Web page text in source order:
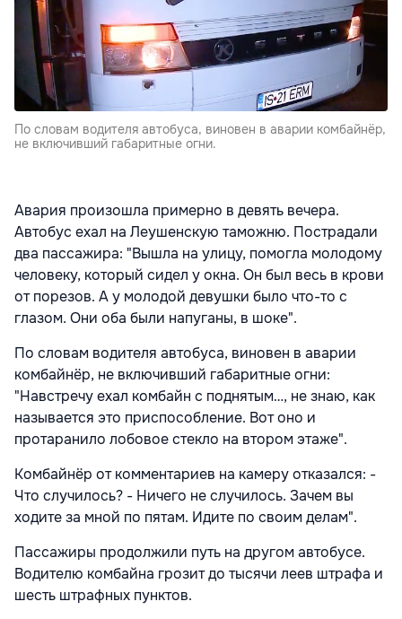
По словам водителя автобуса, виновен в аварии комбайнёр,
не включивший габаритные огни.
Авария произошла примерно в девять вечера.
Автобус ехал на Леушенскую таможню. Пострадали
два пассажира: "Вышла на улицу, помогла молодому
человеку, который сидел у окна. Он был весь в крови
от порезов. А у молодой девушки было что-то с
глазом. Они оба были напуганы, в шоке".
По словам водителя автобуса, виновен в аварии
комбайнёр, не включивший габаритные огни:
"Навстречу ехал комбайн с поднятым…, не знаю, как
называется это приспособление. Вот оно и
протаранило лобовое стекло на втором этаже".
Комбайнёр от комментариев на камеру отказался: -
Что случилось? - Ничего не случилось. Зачем вы
ходите за мной по пятам. Идите по своим делам".
Пассажиры продолжили путь на другом автобусе.
Водителю комбайна грозит до тысячи леев штрафа и
шесть штрафных пунктов.